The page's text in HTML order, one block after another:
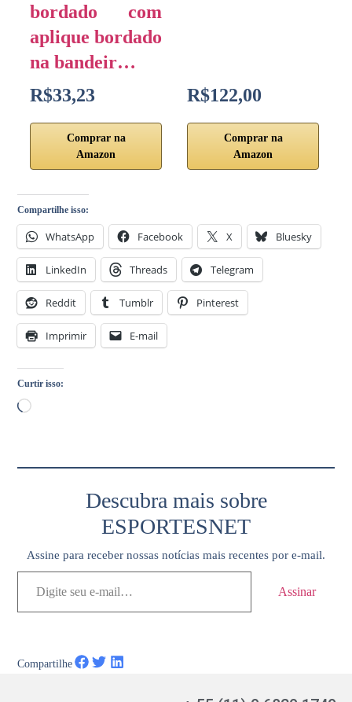
bordado com
aplique bordado
na bandeir…
R$33,23
Comprar na
Amazon
R$122,00
Comprar na
Amazon
Compartilhe isso:
WhatsApp Facebook X Bluesky
LinkedIn Threads Telegram
Reddit Tumblr Pinterest
Imprimir E-mail
Curtir isso:
Descubra mais sobre
ESPORTESNET
Assine para receber nossas notícias mais recentes por e-mail.
Assinar
Compartilhe